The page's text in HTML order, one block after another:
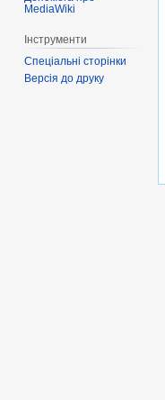
MediaWiki
Інструменти
Спеціальні сторінки
Версія до друку